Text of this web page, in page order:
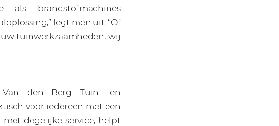
als brandstofmachines
legt men uit. “Of
tuinwerkzaamheden, wij
den Berg Tuin- en
voor iedereen met een
degelijke service, helpt